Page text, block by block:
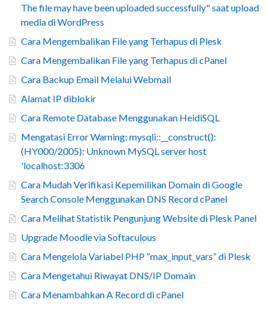
The file may have been uploaded successfully" saat upload
media di WordPress
Cara Mengembalikan File yang Terhapus di Plesk
Cara Mengembalikan File yang Terhapus di cPanel
Cara Backup Email Melalui Webmail
Alamat IP diblokir
Cara Remote Database Menggunakan HeidiSQL
Mengatasi Error Warning: mysqli::__construct():
(HY000/2005): Unknown MySQL server host
'localhost:3306
Cara Mudah Verifikasi Kepemilikan Domain di Google
Search Console Menggunakan DNS Record cPanel
Cara Melihat Statistik Pengunjung Website di Plesk Panel
Upgrade Moodle via Softaculous
Cara Mengelola Variabel PHP “max_input_vars” di Plesk
Cara Mengetahui Riwayat DNS/IP Domain
Cara Menambahkan A Record di cPanel